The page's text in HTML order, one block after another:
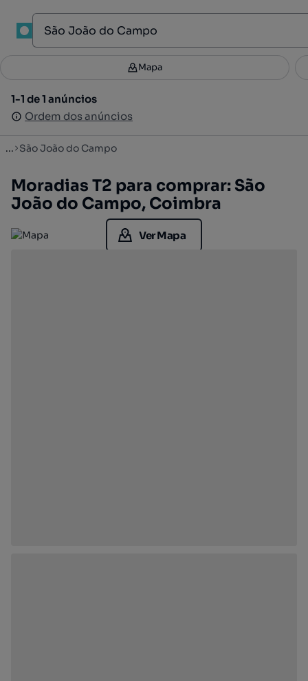
Filtros 3
1-1 de 1 anúncios
Ordem dos anúncios
Mapa
1-1 de 1 anúncios
Ordem dos anúncios
... São João do Campo
Moradias T2 para comprar: São
João do Campo, Coimbra
Ver Mapa